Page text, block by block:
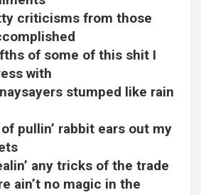
criticisms from those
of some of this shit I
with
stumped like rain
pullin’ rabbit ears out my
any tricks of the trade
ain’t no magic in the